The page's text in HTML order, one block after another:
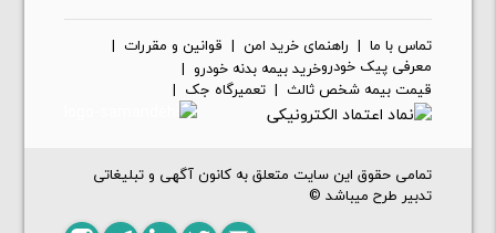
تماس با ما| راهنمای خرید امن| قوانین و مقررات|
معرفی پیک خودروخرید بیمه بدنه خودرو|
قیمت بیمه شخص ثالث| تعمیرگاه جک |
تمامی حقوق این سایت متعلق به کانون آگهی و تبلیغاتی
تدبیر طرح میباشد ©